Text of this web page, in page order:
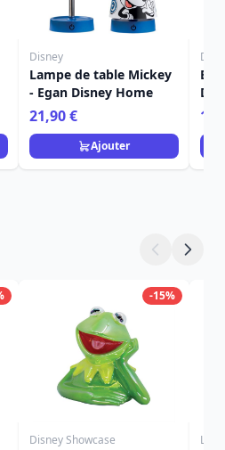
Disney
Lampe de table Mickey
- Egan Disney Home
21,90 €
Ajouter
-15%
Disney Showcase